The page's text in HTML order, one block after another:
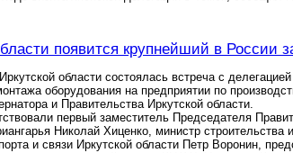
появится крупнейший в России
области состоялась встреча с
оборудования на предприятии по
и Правительства Иркутской области.
первый заместитель Председателя
Николай Хиценко, министр
и связи Иркутской области Петр Воронин,